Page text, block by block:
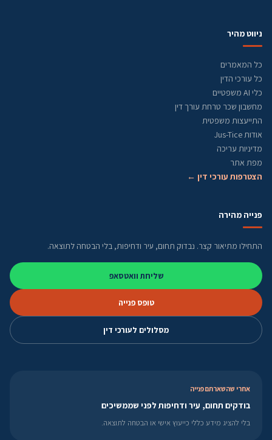
ניווט מהיר
כל המאמרים
כל עורכי הדין
כלי AI משפטיים
מחשבון שכר טרחת עורך דין
התייעצות משפטית
אודות Jus-Tice
מדיניות עריכה
מפת אתר
הצטרפות עורכי דין ←
פנייה מהירה
התחילו מתיאור קצר. נבדוק תחום, עיר ודחיפות, בלי הבטחה לתוצאה.
שליחת וואטסאפ
טופס פנייה
מסלולים לעורכי דין
אחרי שהשארתם פנייה
בודקים תחום, עיר ודחיפות לפני שממשיכים
בלי להציג מידע כללי כייעוץ אישי או הבטחה לתוצאה.